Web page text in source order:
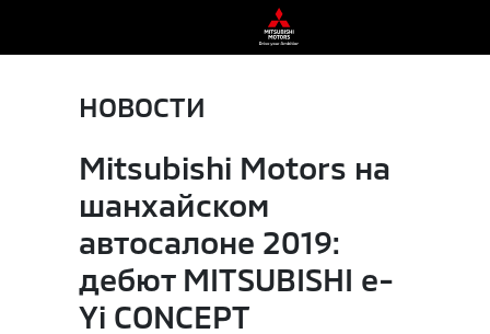
НОВОСТИ
Mitsubishi Motors на
шанхайском
автосалоне 2019:
дебют MITSUBISHI e-
Yi CONCEPT